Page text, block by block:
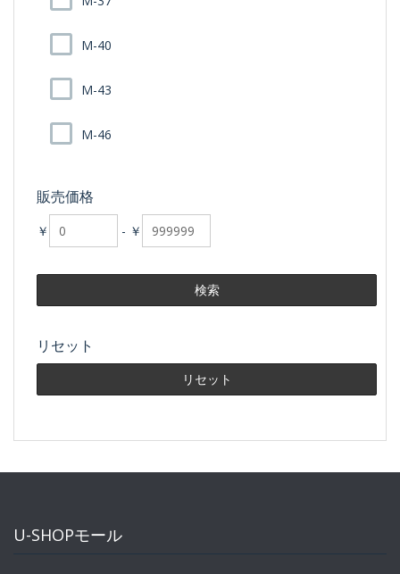
M-40
M-43
M-46
販売価格
￥ - ￥
リセット
U-SHOPモール